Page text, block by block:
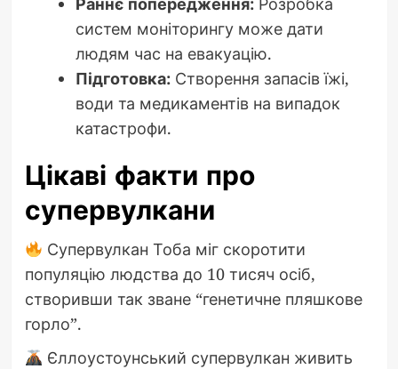
систем моніторингу може дати
людям час на евакуацію.
Підготовка:Створення запасів їжі,
води та медикаментів на випадок
катастрофи.
Цікаві факти про
супервулкани
Супервулкан Тоба міг скоротити
популяцію людства до 10 тисяч осіб,
створивши так зване “генетичне пляшкове
горло”.
Єллоустоунський супервулкан живить